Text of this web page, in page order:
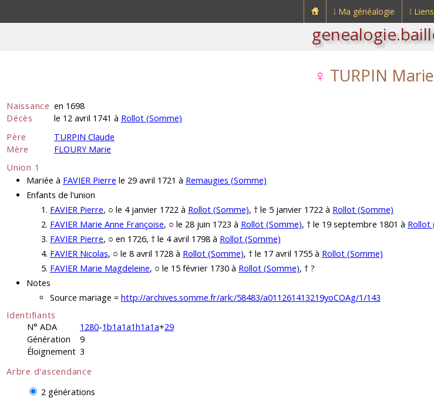
⁞ Ma généalogie ⁞ Liens
♀ TURPIN
Naissance en 1698
Décès
le 12 avril 1741 à Rollot (Somme)
Père
TURPIN Claude
Mère
FLOURY Marie
Union 1
Mariée à FAVIER Pierre le 29 avril 1721 à Remaugies (Somme)
Enfants de l'union
FAVIER Pierre, ○ le 4 janvier 1722 à Rollot (Somme), † le 5 janvier 1722 à Rollot (Somme)
FAVIER Marie Anne Françoise, ○ le 28 juin 1723 à Rollot (Somme), † le 19 septembre 1801 à Rollot
FAVIER Pierre, ○ en 1726, † le 4 avril 1798 à Rollot (Somme)
FAVIER Nicolas, ○ le 8 avril 1728 à Rollot (Somme), † le 17 avril 1755 à Rollot (Somme)
FAVIER Marie Magdeleine, ○ le 15 février 1730 à Rollot (Somme), † ?
Notes
Source mariage = http://archives.somme.fr/ark:/58483/a011261413219yoCOAg/1/143
Identifiants
N° ADA
1280-1b1a1a1h1a1a+29
Génération
9
Éloignement 3
Arbre d'ascendance
2 générations